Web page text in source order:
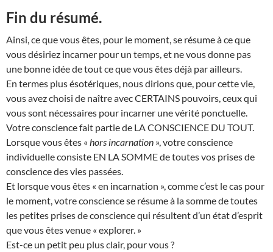
Fin du résumé.
Ainsi, ce que vous êtes, pour le moment, se résume à ce que
vous désiriez incarner pour un temps, et ne vous donne pas
une bonne idée de tout ce que vous êtes déjà par ailleurs.
En termes plus ésotériques, nous dirions que, pour cette vie,
vous avez choisi de naître avec CERTAINS pouvoirs, ceux qui
vous sont nécessaires pour incarner une vérité ponctuelle.
Votre conscience fait partie de LA CONSCIENCE DU TOUT.
Lorsque vous êtes « hors incarnation », votre conscience
individuelle consiste EN LA SOMME de toutes vos prises de
conscience des vies passées.
Et lorsque vous êtes « en incarnation », comme c’est le cas pour
le moment, votre conscience se résume à la somme de toutes
les petites prises de conscience qui résultent d’un état d’esprit
que vous êtes venue « explorer. »
Est-ce un petit peu plus clair, pour vous ?